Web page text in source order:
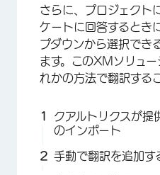
さらに、プロジェクト
ケートに回答するとき
プダウンから選択でき
ます。このXMソリュ
れかの方法で翻訳する
クアルトリクスが提
のインポート
手動で翻訳を追加す